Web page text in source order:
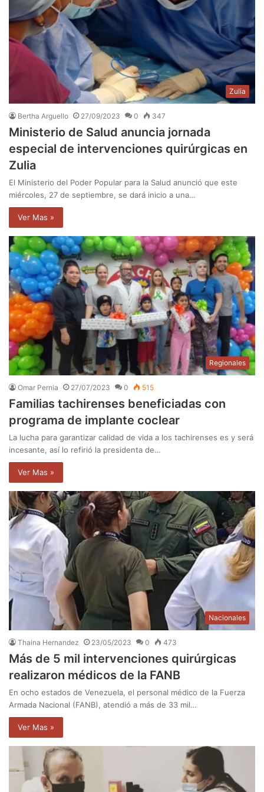
Zulia
Bertha Arguello 27/09/2023 0 347
Ministerio de Salud anuncia jornada
especial de intervenciones quirúrgicas en
Zulia
El Ministerio del Poder Popular para la Salud anunció que este
miércoles, 27 de septiembre, se dará inicio a una…
Ver Mas »
Regionales
Omar Pernia 27/07/2023 0 515
Familias tachirenses beneficiadas con
programa de implante coclear
La lucha para garantizar calidad de vida a los tachirenses es y será
incesante, así lo refirió la presidenta de…
Ver Mas »
Nacionales
Thaina Hernandez 23/05/2023 0 473
Más de 5 mil intervenciones quirúrgicas
realizaron médicos de la FANB
En ocho estados de Venezuela, el personal médico de la Fuerza
Armada Nacional (FANB), atendió a más de 33 mil…
Ver Mas »